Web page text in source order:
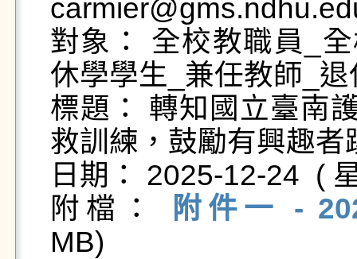
對象： 全校教職員_
休學學生_兼任教師_
標題： 轉知國立臺南
救訓練，鼓勵有興趣者
日期： 2025-12-24  (
附檔：
附件一 -
MB)